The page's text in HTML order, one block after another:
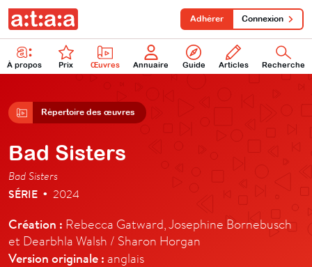
À propos Prix Œuvres Annuaire Guide Articles Recherche
Adhérer Connexion
Répertoire des œuvres
Bad Sisters
Bad Sisters
SÉRIE • 2024
Création : Rebecca Gatward, Josephine Bornebusch
et Dearbhla Walsh / Sharon Horgan
Version originale : anglais